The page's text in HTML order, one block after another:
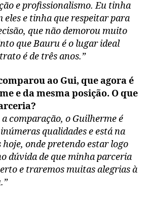
e profissionalismo. Eu tinha
eles e tinha que respeitar para
que não demorou muito
que Bauru é o lugar ideal
é de três anos.”
ao Gui, que agora é
e da mesma posição. O que
comparação, o Guilherme é
qualidades e está na
hoje, onde pretendo estar logo
dúvida de que minha parceria
e traremos muitas alegrias à